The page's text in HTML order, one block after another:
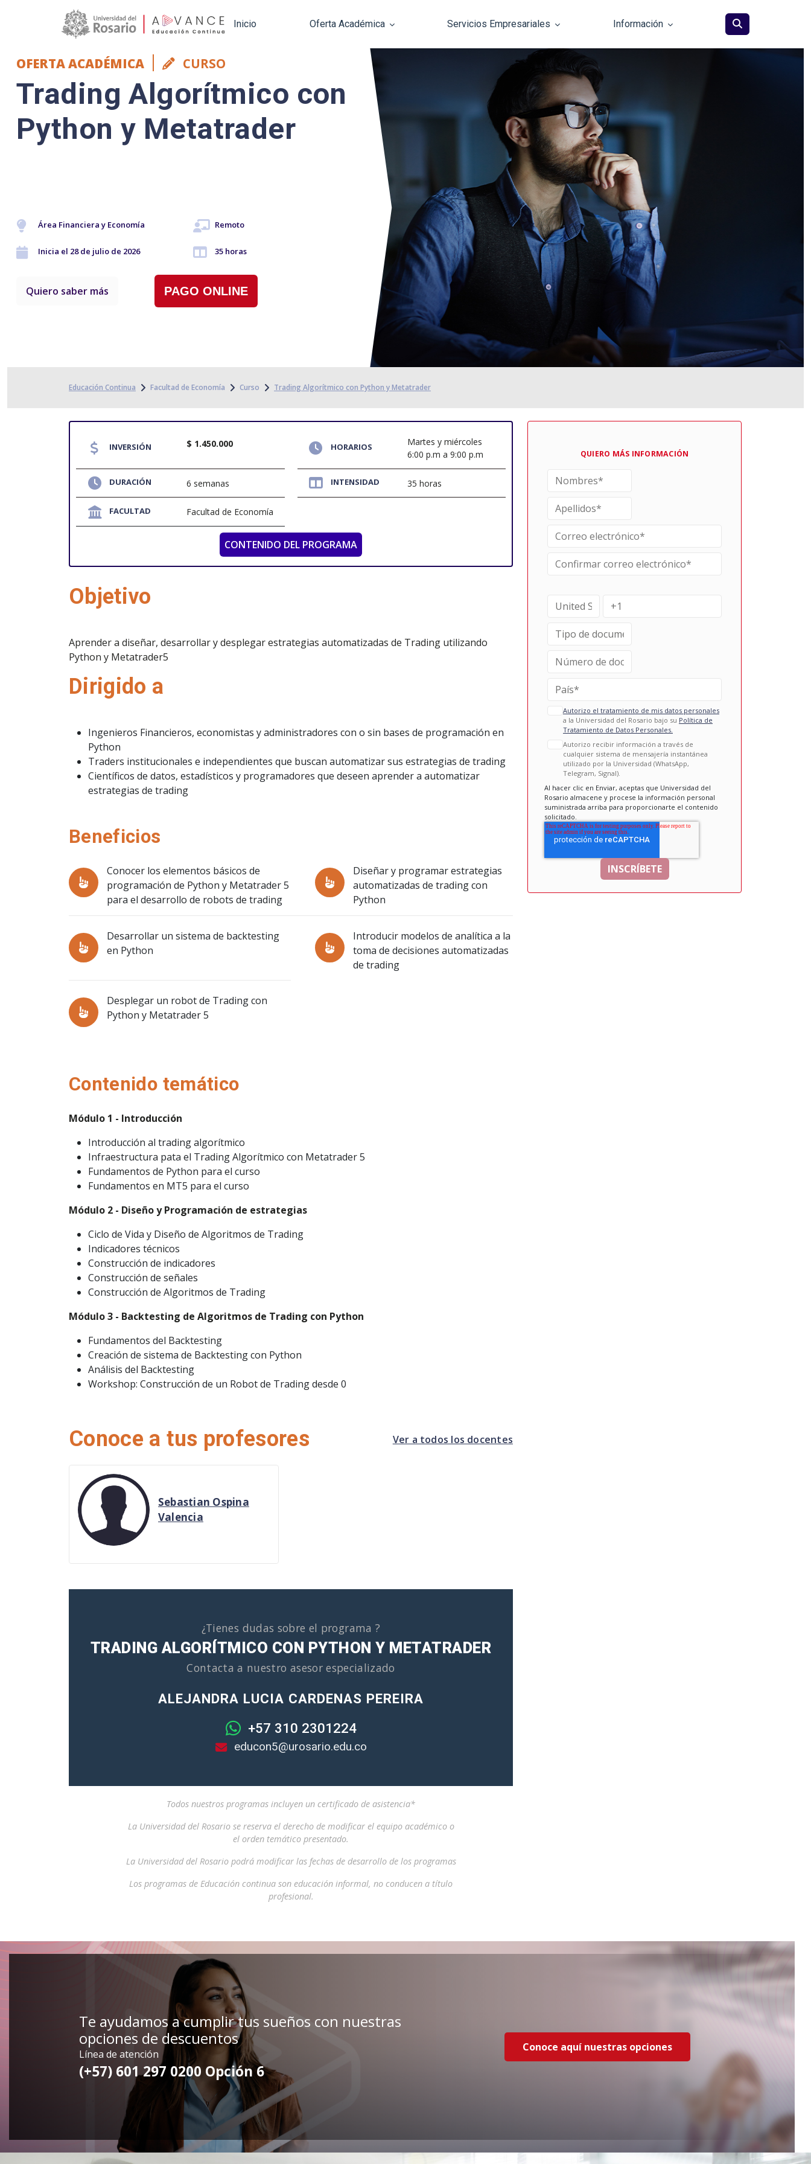
Main navigation
Inicio Oferta Académica Servicios Empresariales Información
OFERTA ACADÉMICA CURSO
Trading Algorítmico con
Python y Metatrader
Área Financiera y Economía Remoto
Inicia el 28 de julio de 2026 35 horas
Quiero saber más PAGO ONLINE
Educación Continua Facultad de Economía Curso Trading Algorítmico con Python y Metatrader
INVERSIÓN $ 1.450.000 HORARIOS
Martes y miércoles
6:00 p.m a 9:00 p.m
DURACIÓN 6 semanas INTENSIDAD 35 horas
FACULTAD Facultad de Economía
CONTENIDO DEL PROGRAMA
Objetivo
Aprender a diseñar, desarrollar y desplegar estrategias automatizadas de Trading utilizando
Python y Metatrader5
Dirigido a
Ingenieros Financieros, economistas y administradores con o sin bases de programación en
Python
Traders institucionales e independientes que buscan automatizar sus estrategias de trading
Científicos de datos, estadísticos y programadores que deseen aprender a automatizar
estrategias de trading
Beneficios
Conocer los elementos básicos de
programación de Python y Metatrader 5
para el desarrollo de robots de trading
Diseñar y programar estrategias
automatizadas de trading con
Python
Desarrollar un sistema de backtesting
en Python
Introducir modelos de analítica a la
toma de decisiones automatizadas
de trading
Desplegar un robot de Trading con
Python y Metatrader 5
Contenido temático
Módulo 1 - Introducción
Introducción al trading algorítmico
Infraestructura pata el Trading Algorítmico con Metatrader 5
Fundamentos de Python para el curso
Fundamentos en MT5 para el curso
Módulo 2 - Diseño y Programación de estrategias
Ciclo de Vida y Diseño de Algoritmos de Trading
Indicadores técnicos
Construcción de indicadores
Construcción de señales
Construcción de Algoritmos de Trading
Módulo 3 - Backtesting de Algoritmos de Trading con Python
Fundamentos del Backtesting
Creación de sistema de Backtesting con Python
Análisis del Backtesting
Workshop: Construcción de un Robot de Trading desde 0
Conoce a tus profesores
Sebastian Ospina
Valencia
Ver a todos los docentes
¿Tienes dudas sobre el programa ?
TRADING ALGORÍTMICO CON PYTHON Y METATRADER
Contacta a nuestro asesor especializado
ALEJANDRA LUCIA CARDENAS PEREIRA
+57 310 2301224
educon5@urosario.edu.co
Todos nuestros programas incluyen un certificado de asistencia*
La Universidad del Rosario se reserva el derecho de modificar el equipo académico o
el orden temático presentado.
La Universidad del Rosario podrá modificar las fechas de desarrollo de los programas
Los programas de Educación continua son educación informal, no conducen a título
profesional.
QUIERO MÁS INFORMACIÓN
Autorizo el tratamiento de mis datos personales
a la Universidad del Rosario bajo su Política de
Tratamiento de Datos Personales.
Autorizo recibir información a través de
cualquier sistema de mensajería instantánea
utilizado por la Universidad (WhatsApp,
Telegram, Signal).
Al hacer clic en Enviar, aceptas que Universidad del
Rosario almacene y procese la información personal
suministrada arriba para proporcionarte el contenido
solicitado.
Te ayudamos a cumplir tus sueños con nuestras
opciones de descuentos
Línea de atención
(+57) 601 297 0200 Opción 6
Conoce aquí nuestras opciones